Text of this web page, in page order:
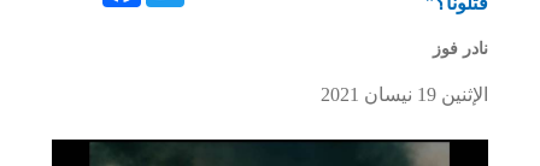
نادر فوز
الإثنين 19 نيسان 2021